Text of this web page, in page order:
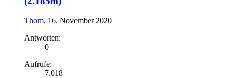
Thom, 16. November 2020
Antworten:
0
Aufrufe:
7.018